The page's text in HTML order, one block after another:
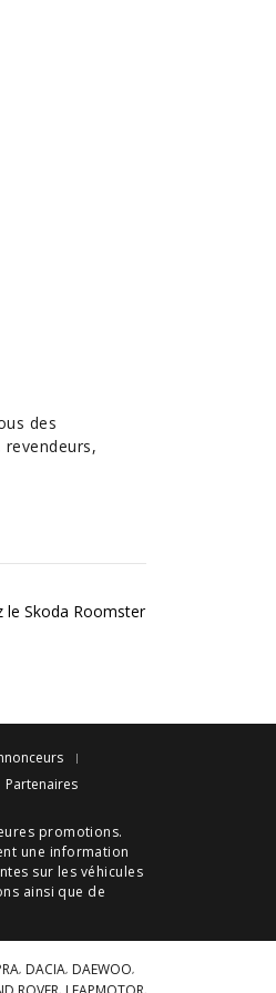
des
le Skoda Roomster
Partenaires
promotions.
une information
sur les véhicules
ainsi que de
DACIA DAEWOO